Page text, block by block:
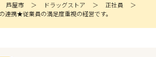
芦屋市 ドラッグストア
正社員
携★従業員の満足度重視の経営です。